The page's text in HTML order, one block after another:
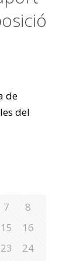
de
del
7
8
15
16
23
24